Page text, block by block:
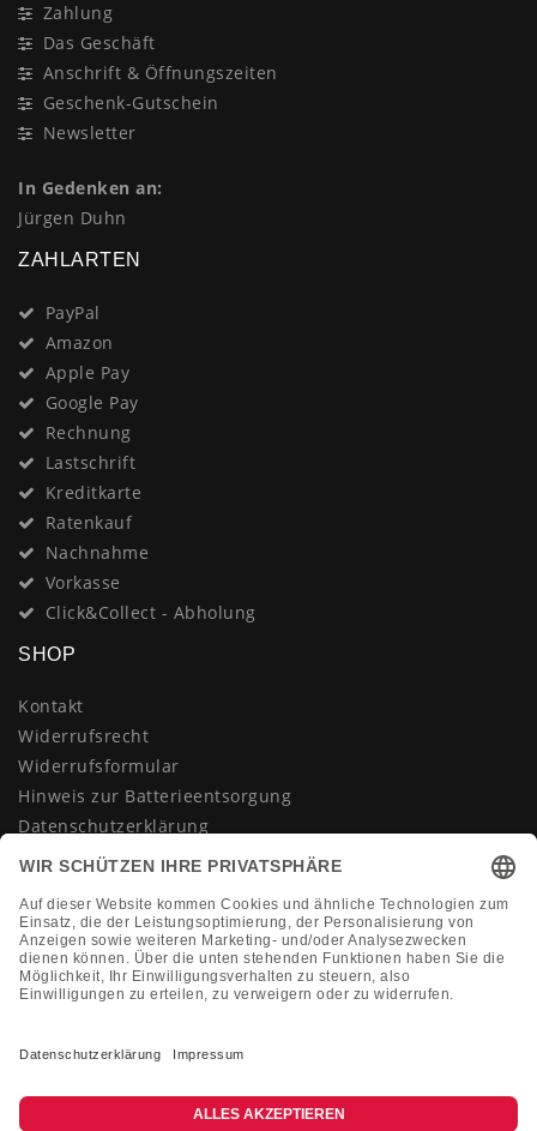
Zahlung
Das Geschäft
Anschrift & Öffnungszeiten
Geschenk-Gutschein
Newsletter
In Gedenken an:
Jürgen Duhn
ZAHLARTEN
PayPal
Amazon
Apple Pay
Google Pay
Rechnung
Lastschrift
Kreditkarte
Ratenkauf
Nachnahme
Vorkasse
Click&Collect - Abholung
SHOP
Kontakt
Widerrufsrecht
Widerrufsformular
Hinweis zur Batterieentsorgung
Datenschutzerklärung
AGB
Vertrag widerrufen
KONTAKT
+49 (0)2133 210433
shop@dienadel.de
Kieler Str. 18 - 41540 Dormagen